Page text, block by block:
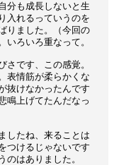
分も成長しないと生
入れるっていうのを
りました。（今回の
いろいろ重なって。
さです、この感覚。
表情筋が柔らかくな
抜けなかったんです
鳴上げてたんだなっ
したね、来ることは
つけるじゃないです
のはありました。